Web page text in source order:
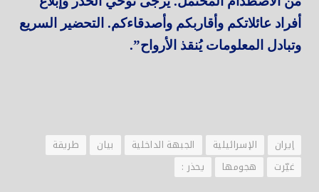
أفراد عائلاتكم وأقاربكم وأصدقاءكم. التحضير السريع
وتبادل المعلومات يُنقذ الأرواح”.
إيران الإسرائيلية الجبهة الداخلية بيان
طريقة
غيّرت
هجومها يحذر :